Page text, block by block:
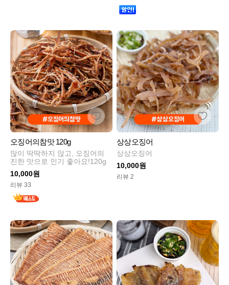
오징어의참맛 120g
많이 딱딱하지 않고, 오징어의
진한 맛으로 인기 좋아요!120g
10,000원
리뷰 33
상상오징어
상상오징어
10,000원
리뷰 2